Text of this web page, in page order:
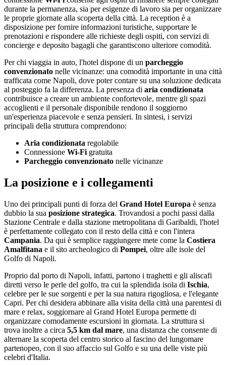
durante la permanenza, sia per esigenze di lavoro sia per organizzare
le proprie giornate alla scoperta della città. La reception è a
disposizione per fornire informazioni turistiche, supportare le
prenotazioni e rispondere alle richieste degli ospiti, con servizi di
concierge e deposito bagagli che garantiscono ulteriore comodità.
Per chi viaggia in auto, l'hotel dispone di un parcheggio
convenzionato nelle vicinanze: una comodità importante in una città
trafficata come Napoli, dove poter contare su una soluzione dedicata
al posteggio fa la differenza. La presenza di aria condizionata
contribuisce a creare un ambiente confortevole, mentre gli spazi
accoglienti e il personale disponibile rendono il soggiorno
un'esperienza piacevole e senza pensieri. In sintesi, i servizi
principali della struttura comprendono:
Aria condizionata regolabile
Connessione Wi-Fi gratuita
Parcheggio convenzionato nelle vicinanze
La posizione e i collegamenti
Uno dei principali punti di forza del Grand Hotel Europa è senza
dubbio la sua posizione strategica. Trovandosi a pochi passi dalla
Stazione Centrale e dalla stazione metropolitana di Garibaldi, l'hotel
è perfettamente collegato con il resto della città e con l'intera
Campania. Da qui è semplice raggiungere mete come la Costiera
Amalfitana e il sito archeologico di Pompei, oltre alle isole del
Golfo di Napoli.
Proprio dal porto di Napoli, infatti, partono i traghetti e gli aliscafi
diretti verso le perle del golfo, tra cui la splendida isola di Ischia,
celebre per le sue sorgenti e per la sua natura rigogliosa, e l'elegante
Capri. Per chi desidera abbinare alla visita della città una parentesi di
mare e relax, soggiornare al Grand Hotel Europa permette di
organizzare comodamente escursioni in giornata. La struttura si
trova inoltre a circa 5,5 km dal mare, una distanza che consente di
alternare la scoperta del centro storico al fascino del lungomare
partenopeo, con il suo affaccio sul Golfo e su una delle viste più
celebri d'Italia.